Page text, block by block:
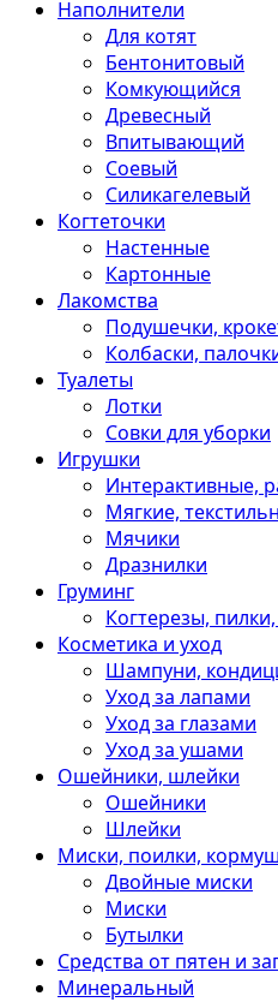
Наполнители
Для котят
Бентонитовый
Комкующийся
Древесный
Впитывающий
Соевый
Силикагелевый
Когтеточки
Настенные
Картонные
Лакомства
Подушечки,
Колбаски,
Туалеты
Лотки
Совки для уборки
Игрушки
Интерактивные,
Мягкие,
Мячики
Дразнилки
Груминг
Когтерезы,
Косметика и уход
Шампуни,
Уход за лапами
Уход за глазами
Уход за ушами
Ошейники, шлейки
Ошейники
Шлейки
Миски, поилки,
Двойные миски
Миски
Бутылки
Средства от пятен и
Минеральный